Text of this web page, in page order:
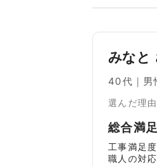
みなと
40代｜男
選んだ理由
総合満
工事満足度
職人の対応